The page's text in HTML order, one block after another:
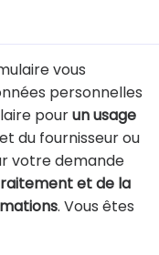
vous
personnelles
pourun usage
du fournisseur ou
votre demande
et de la
. Vous êtes